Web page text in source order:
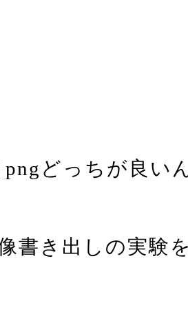
どっちが良い
書き出しの実験